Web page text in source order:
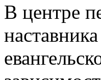
В центре